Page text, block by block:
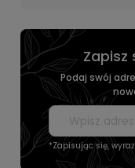
Zapisz
Podaj swój
*Zapisując się,